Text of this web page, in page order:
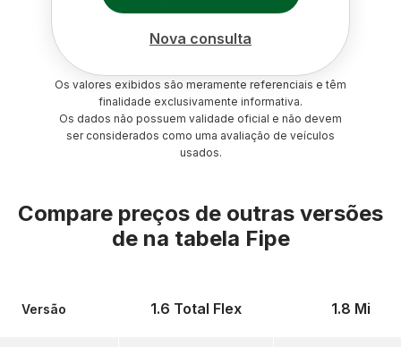
Nova consulta
Os valores exibidos são meramente referenciais e têm
finalidade exclusivamente informativa.
Os dados não possuem validade oficial e não devem
ser considerados como uma avaliação de veículos
usados.
Compare preços de outras versões
de na tabela Fipe
Versão 1.6 Total Flex 1.8 Mi